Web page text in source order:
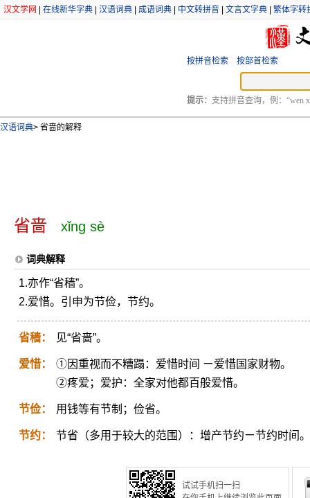
汉文学网 在线新华字典 汉语词典 成语词典 中文转拼音 文言文字典 繁体字转
按拼音检索 按部首检索
提示： 支持拼音查询，例：“wen
汉语词典> 省啬的解释
省啬 xǐng sè
词典解释
1.亦作“省穑”。
2.爱惜。引申为节俭，节约。
省穑： 见“省啬”。
爱惜：
①因重视而不糟蹋：爱惜时间 ㄧ爱惜国家财物。
②疼爱；爱护：全家对他都百般爱惜。
节俭： 用钱等有节制；俭省。
节约： 节省（多用于较大的范围）：增产节约ㄧ节约时间。
试试手机扫一扫